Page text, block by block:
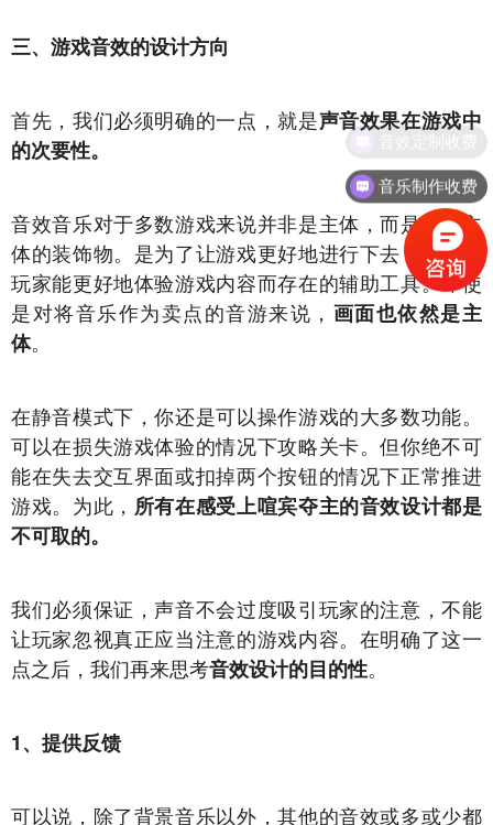
三、游戏音效的设计方向
首先，我们必须明确的一点，就是声音效果在游戏中
的次要性。
音效音乐对于多数游戏来说并非是主体，而是衬托主
体的装饰物。是为了让游戏更好地进行下去，为了让
玩家能更好地体验游戏内容而存在的辅助工具。即使
是对将音乐作为卖点的音游来说， 画面也依然是主
体。
在静音模式下，你还是可以操作游戏的大多数功能。
可以在损失游戏体验的情况下攻略关卡。但你绝不可
能在失去交互界面或扣掉两个按钮的情况下正常推进
游戏。为此， 所有在感受上喧宾夺主的音效设计都是
不可取的。
我们必须保证，声音不会过度吸引玩家的注意，不能
让玩家忽视真正应当注意的游戏内容。在明确了这一
点之后，我们再来思考音效设计的目的性。
1、提供反馈
可以说，除了背景音乐以外，其他的音效或多或少都
音乐制作收费